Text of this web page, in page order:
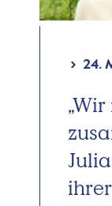
24.